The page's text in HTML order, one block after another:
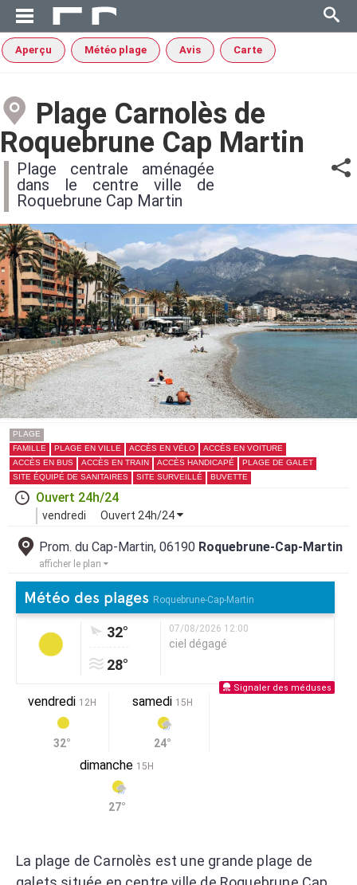
Aperçu Météo plage Avis Carte
Plage Carnolès de
Roquebrune Cap Martin
Plage centrale aménagée
dans le centre ville de
Roquebrune Cap Martin
PLAGE
FAMILLE
PLAGE EN VILLE ACCÈS EN VÉLO
ACCÈS EN VOITURE
ACCÈS EN BUS
ACCÈS EN TRAIN ACCÈS HANDICAPÉ
PLAGE DE GALET
SITE ÉQUIPÉ DE SANITAIRES
SITE SURVEILLÉ BUVETTE
Ouvert 24h/24
vendredi Ouvert 24h/24
Prom. du Cap-Martin, 06190 Roquebrune-Cap-Martin
afficher le plan
Météo des plages Roquebrune-Cap-Martin
32°
28°
07/08/2026 12:00
ciel dégagé
Signaler des méduses
vendredi 12H
32°
samedi 15H
24°
dimanche 15H
27°
La plage de Carnolès est une grande plage de